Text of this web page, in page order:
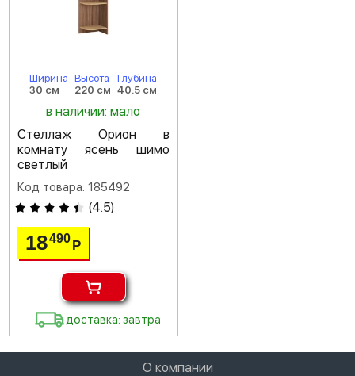
Ширина
30 см
Высота
220 см
Глубина
40.5 см
в наличии: мало
Стеллаж Орион в
комнату ясень шимо
светлый
Код товара: 185492
(4.5)
18490Р
доставка: завтра
О компании